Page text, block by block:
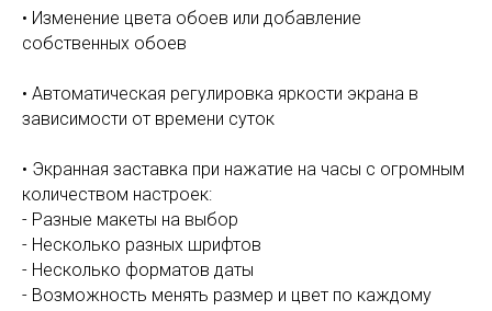
• Изменение цвета обоев или добавление
собственных обоев
• Автоматическая регулировка яркости экрана в
зависимости от времени суток
• Экранная заставка при нажатие на часы с огромным
количеством настроек:
- Разные макеты на выбор
- Несколько разных шрифтов
- Несколько форматов даты
- Возможность менять размер и цвет по каждому